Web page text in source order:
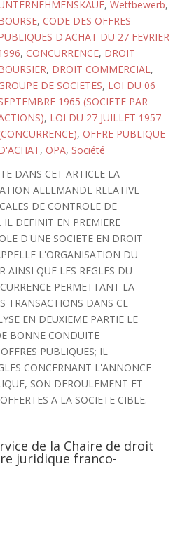
, Wettbewerb,
, CODE DES OFFRES
D'ACHAT DU 27 FEVRIER
, CONCURRENCE, DROIT
, DROIT COMMERCIAL,
DE SOCIETES, LOI DU 06
1965 (SOCIETE PAR
, LOI DU 27 JUILLET 1957
, OFFRE PUBLIQUE
, OPA, Société
DANS CET ARTICLE LA
ALLEMANDE RELATIVE
DE CONTROLE DE
IL DEFINIT EN PREMIERE
D'UNE SOCIETE EN DROIT
L'ORGANISATION DU
AINSI QUE LES REGLES DU
PERMETTANT LA
TRANSACTIONS DANS CE
EN DEUXIEME PARTIE LE
BONNE CONDUITE
PUBLIQUES; IL
CONCERNANT L'ANNONCE
SON DEROULEMENT ET
A LA SOCIETE CIBLE.
de la Chaire de droit
juridique franco-